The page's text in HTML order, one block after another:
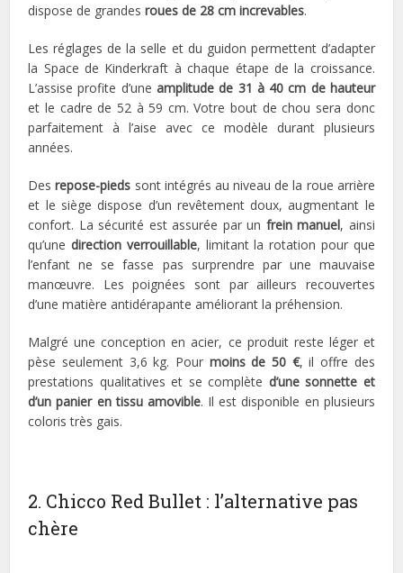
dispose de grandesroues de 28 cm increvables.
Les réglages de la selle et du guidon permettent d’adapter
la Space de Kinderkraft à chaque étape de la croissance.
L’assise profite d’une amplitude de 31 à 40 cm de hauteur
et le cadre de 52 à 59 cm. Votre bout de chou sera donc
parfaitement à l’aise avec ce modèle durant plusieurs
années.
Desrepose-pieds sont intégrés au niveau de la roue arrière
et le siège dispose d’un revêtement doux, augmentant le
confort. La sécurité est assurée par un frein manuel, ainsi
qu’unedirection verrouillable, limitant la rotation pour que
l’enfant ne se fasse pas surprendre par une mauvaise
manœuvre. Les poignées sont par ailleurs recouvertes
d’une matière antidérapante améliorant la préhension.
Malgré une conception en acier, ce produit reste léger et
pèse seulement 3,6 kg. Pour moins de 50 €, il offre des
prestations qualitatives et se complète d’une sonnette et
d’un panier en tissu amovible. Il est disponible en plusieurs
coloris très gais.
2. Chicco Red Bullet : l’alternative pas
chère